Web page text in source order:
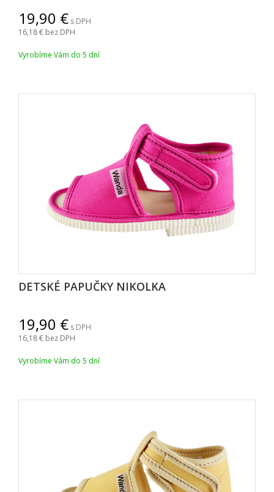
19,90
s DPH
16,18 bez DPH
Vyrobíme Vám do 5 dní
DETSKÉ PAPUČKY NIKOLKA
19,90
s DPH
16,18 bez DPH
Vyrobíme Vám do 5 dní